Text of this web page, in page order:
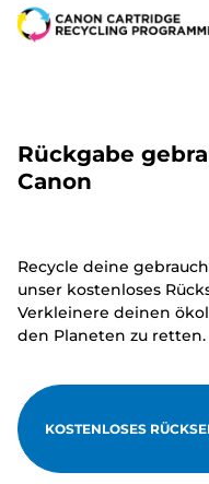
Rückgabe
Canon
Recycle deine
unser kostenloses
Verkleinere deinen
den Planeten zu retten.
KOSTENLOSES